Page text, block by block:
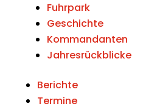
Fuhrpark
Geschichte
Kommandanten
Jahresrückblicke
Berichte
Termine